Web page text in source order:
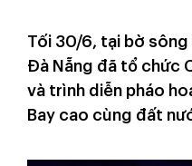
Tối 30/6, tại bờ sông
Đà Nẵng đã tổ chức
và trình diễn pháo
Bay cao cùng đất